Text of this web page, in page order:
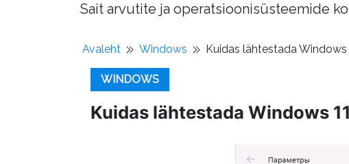
Sait arvutite ja operatsioonisüsteemide
Avaleht Windows Kuidas lähtestada
WINDOWS
Kuidas lähtestada Windows